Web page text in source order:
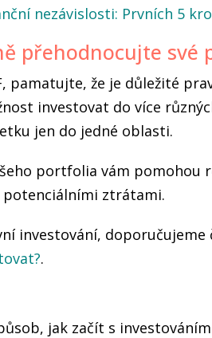
nezávislosti: Prvních 5
přehodnocujte své
pamatujte, že je důležité
investovat do více
jen do jedné oblasti.
portfolia vám pomohou
ztrátami.
investování, doporučujeme
.
jak začít s